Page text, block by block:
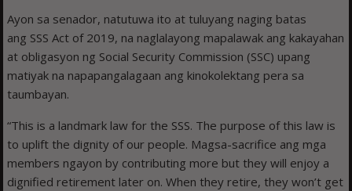
Ayon sa senador, natutuwa ito at tuluyang naging batas
ang SSS Act of 2019, na naglalayong mapalawak ang kakayahan
at obligasyon ng Social Security Commission (SSC) upang
matiyak na napapangalagaan ang kinokolektang pera sa
taumbayan.
“This is a landmark law for the SSS. The purpose of this law is
to uplift the dignity of our people. Magsa-sacrifice ang mga
members ngayon by contributing more but they will enjoy a
dignified retirement later on. When they retire, they won’t get